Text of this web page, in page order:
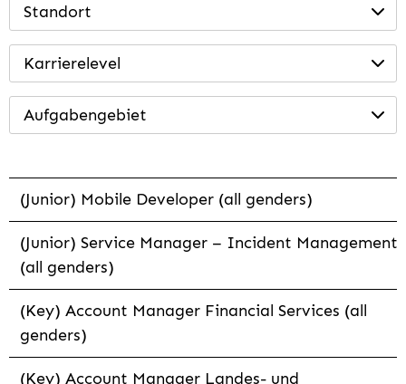
Standort
Karrierelevel
Aufgabengebiet
(Junior) Mobile Developer (all genders)
(Junior) Service Manager – Incident Management
(all genders)
(Key) Account Manager Financial Services (all
genders)
(Key) Account Manager Landes- und